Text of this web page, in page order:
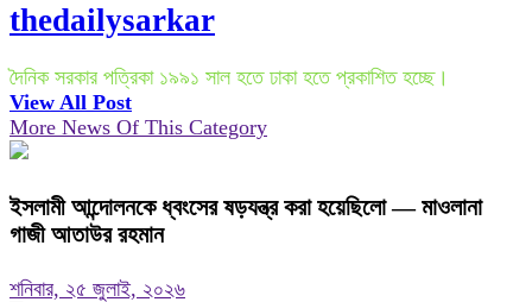
thedailysarkar
দৈনিক সরকার পত্রিকা ১৯৯১ সাল হতে ঢাকা হতে প্রকাশিত হচ্ছে।
View All Post
More News Of This Category
ইসলামী আন্দোলনকে ধ্বংসের ষড়যন্ত্র করা হয়েছিলো — মাওলানা
গাজী আতাউর রহমান
শনিবার, ২৫ জুলাই, ২০২৬